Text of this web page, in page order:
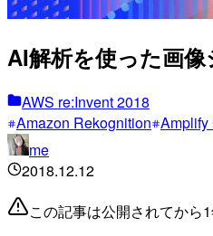
AI解析を使った画
AWS re:Invent 2018
Amazon Rekognition
me
2018.12.12
この記事は公開されてから